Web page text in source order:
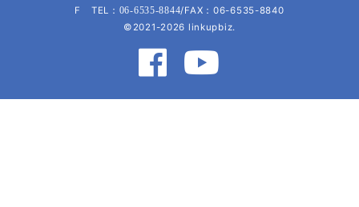
F TEL： 06-6535-8844/FAX：06-6535-8840
©2021-2026 linkupbiz.